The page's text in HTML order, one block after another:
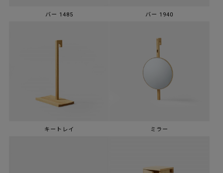
バー 1485 バー 1940
キートレイ ミラー